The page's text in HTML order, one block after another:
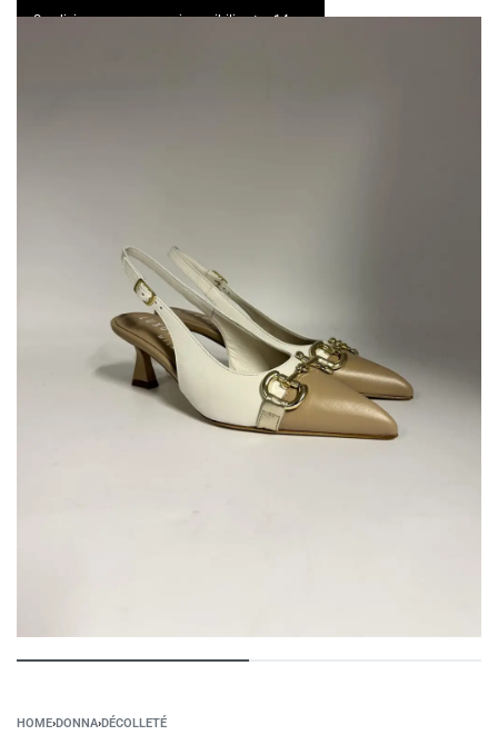
Spedizione express e resi possibili entro 14 gg
HOME›DONNA›DÉCOLLETÉ